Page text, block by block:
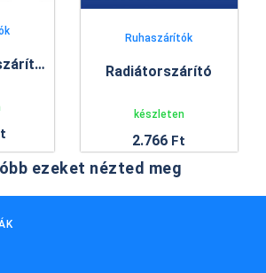
Tenger 3 ruhaszárító állvány
Ruhaszárítók
Radiátorszárító
készleten
2.766 Ft
ezeket nézted meg